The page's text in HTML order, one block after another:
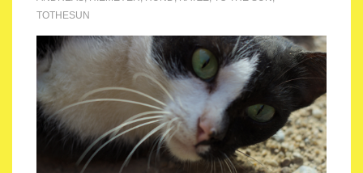
TOTHESUN